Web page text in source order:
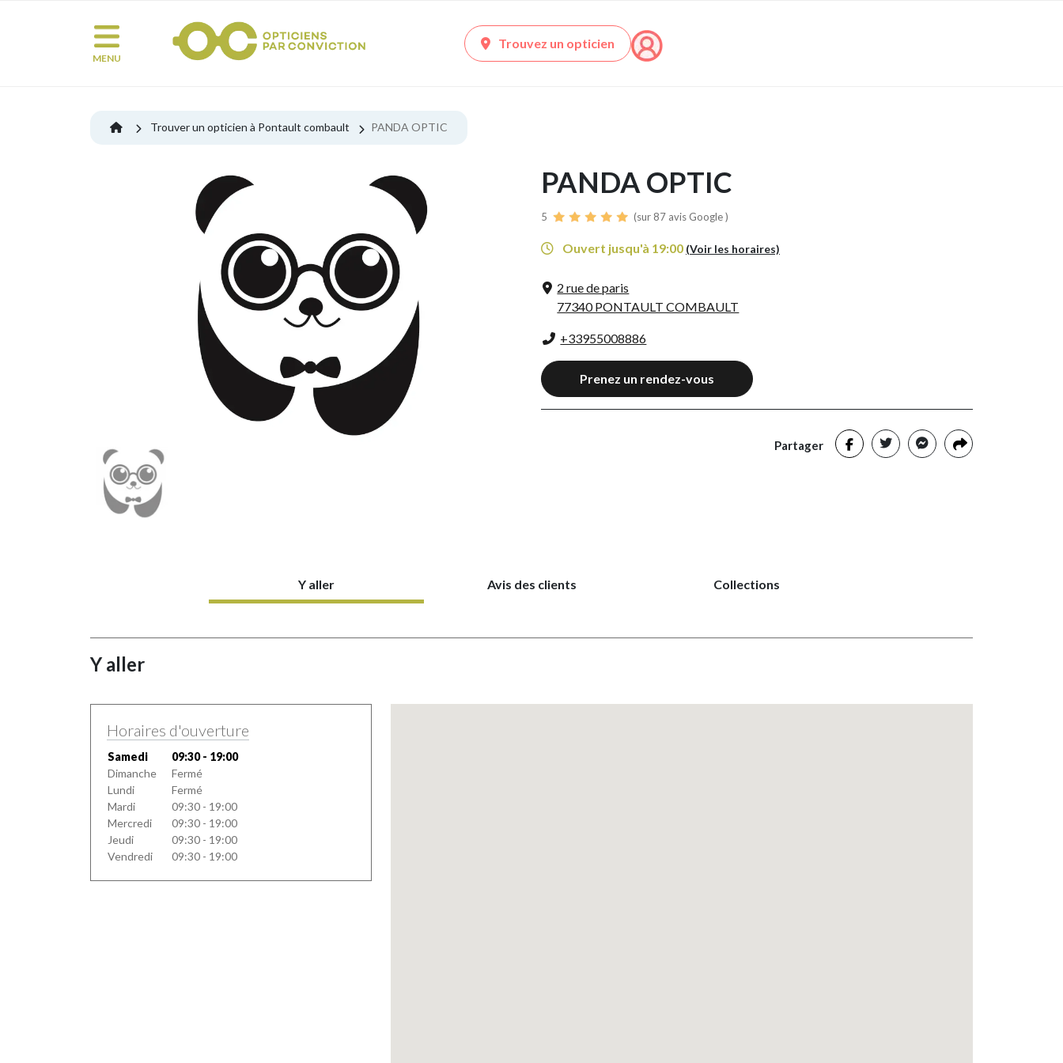
MENU
Trouvez un opticien
Trouver un opticien à Pontault combault PANDA OPTIC
PANDA OPTIC
5 (sur 87 avis Google )
Ouvert jusqu'à 19:00 (Voir les horaires)
2 rue de paris
77340 PONTAULT COMBAULT
+33955008886
Prenez un rendez-vous
Partager
Y aller Avis des clients Collections
Y aller
Horaires d'ouverture
Samedi
09:30 - 19:00
Dimanche
Fermé
Lundi
Fermé
Mardi
09:30 - 19:00
Mercredi
09:30 - 19:00
Jeudi
09:30 - 19:00
Vendredi
09:30 - 19:00